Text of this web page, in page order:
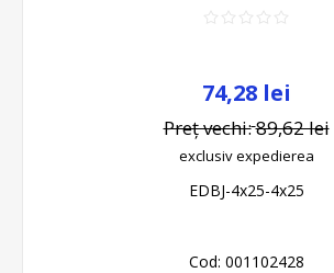
74,28 lei
Preț vechi:89,62 lei
exclusivexpedierea
EDBJ-4x25-4x25
Cod: 001102428